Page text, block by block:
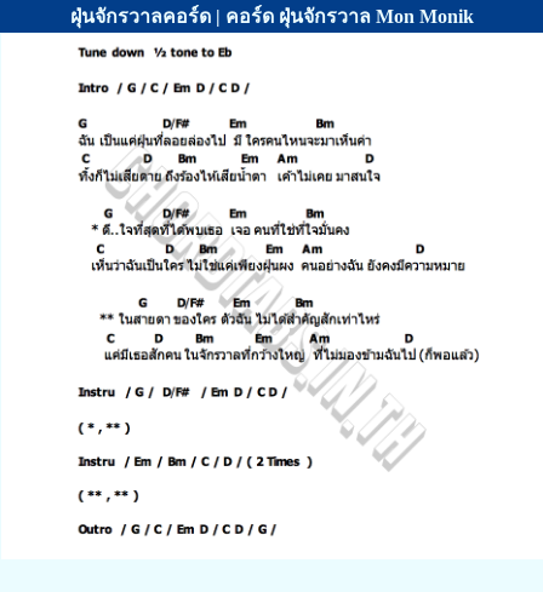
ฝุ่นจักรวาลคอร์ด | คอร์ด ฝุ่นจักรวาล Mon Monik